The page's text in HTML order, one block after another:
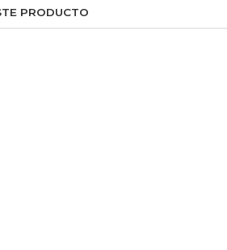
PRODUCTO